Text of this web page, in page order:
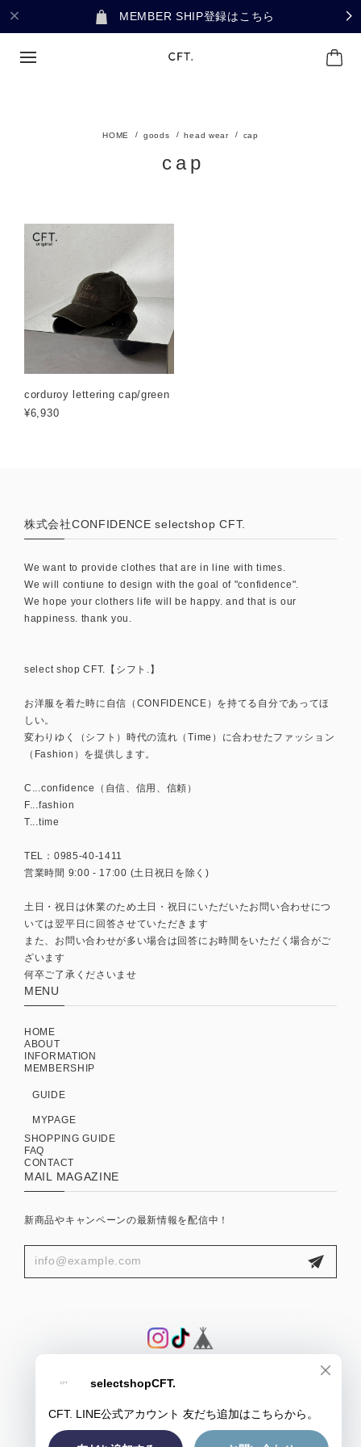
MEMBER SHIP登録はこちら
goods head wear cap
cap
corduroy lettering cap/green
¥6,930
株式会社CONFIDENCE selectshop CFT.
We want to provide clothes that are in line with times.
We will contiune to design with the goal of "confidence".
We hope your clothers life will be happy. and that is our
happiness. thank you.
select shop CFT.【シフト.】
お洋服を着た時に自信（CONFIDENCE）を持てる自分であってほ
しい。
変わりゆく（シフト）時代の流れ（Time）に合わせたファッション
（Fashion）を提供します。
C...confidence（自信、信用、信頼）
F...fashion
T...time
TEL：0985-40-1411
営業時間 9:00 - 17:00 (土日祝日を除く)
土日・祝日は休業のため土日・祝日にいただいたお問い合わせにつ
いては翌平日に回答させていただきます
また、お問い合わせが多い場合は回答にお時間をいただく場合がご
ざいます
何卒ご了承くださいませ
MENU
HOME
ABOUT
INFORMATION
MEMBERSHIP
GUIDE
MYPAGE
SHOPPING GUIDE
FAQ
CONTACT
MAIL MAGAZINE
新商品やキャンペーンの最新情報を配信中！
プライバシーポリシー特定商取引法に基づく表記会員規約